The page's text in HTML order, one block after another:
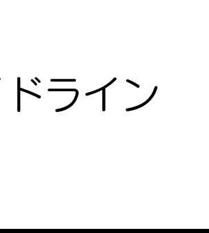
ライン